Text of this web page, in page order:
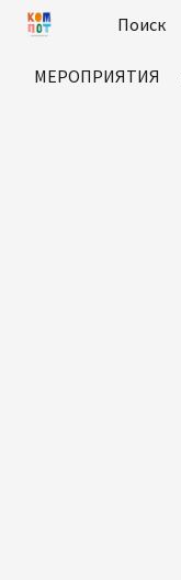
МЕРОПРИЯТИЯ